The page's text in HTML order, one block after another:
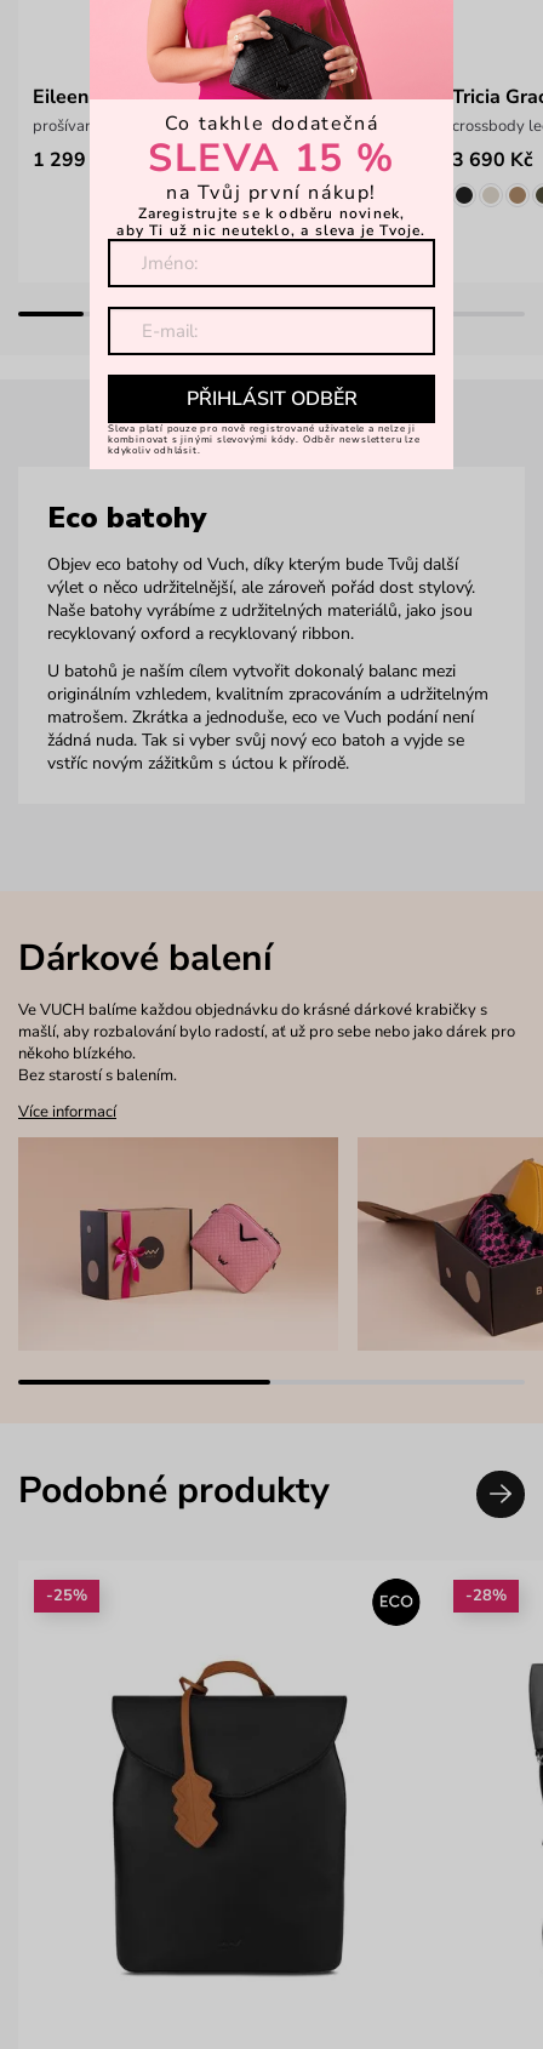
Eileen Airy Teal
prošívaná kabelka na rameno
1 299 Kč
Tricia
crossbody
3 690 Kč
Eco batohy
Objev eco batohy od Vuch, díky kterým bude Tvůj další
výlet o něco udržitelnější, ale zároveň pořád dost stylový.
Naše batohy vyrábíme z udržitelných materiálů, jako jsou
recyklovaný oxford a recyklovaný ribbon.
U batohů je naším cílem vytvořit dokonalý balanc mezi
originálním vzhledem, kvalitním zpracováním a udržitelným
matrošem. Zkrátka a jednoduše, eco ve Vuch podání není
žádná nuda. Tak si vyber svůj nový eco batoh a vyjde se
vstříc novým zážitkům s úctou k přírodě.
Dárkové balení
Ve VUCH balíme každou objednávku do krásné dárkové krabičky s
mašlí, aby rozbalování bylo radostí, ať už pro sebe nebo jako dárek pro
někoho blízkého.
Bez starostí s balením.
Více informací
Podobné produkty
-25% -28%
Co takhle dodatečná
SLEVA 15 %
na Tvůj první nákup!
Zaregistrujte se k odběru novinek,
aby Ti už nic neuteklo, a sleva je Tvoje.
PŘIHLÁSIT ODBĚR
Sleva platí pouze pro nově registrované uživatele a nelze ji
kombinovat s jinými slevovými kódy. Odběr newsletteru lze
kdykoliv odhlásit.